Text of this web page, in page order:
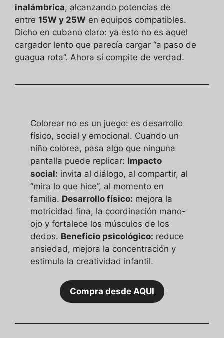
inalámbrica, alcanzando potencias de
entre 15W y 25W en equipos compatibles.
Dicho en cubano claro: ya esto no es aquel
cargador lento que parecía cargar “a paso de
guagua rota”. Ahora sí compite de verdad.
Colorear no es un juego: es desarrollo
físico, social y emocional. Cuando un
niño colorea, pasa algo que ninguna
pantalla puede replicar: Impacto
social: invita al diálogo, al compartir, al
“mira lo que hice”, al momento en
familia. Desarrollo físico: mejora la
motricidad fina, la coordinación mano-
ojo y fortalece los músculos de los
dedos. Beneficio psicológico: reduce
ansiedad, mejora la concentración y
estimula la creatividad infantil.
Compra desde AQUI